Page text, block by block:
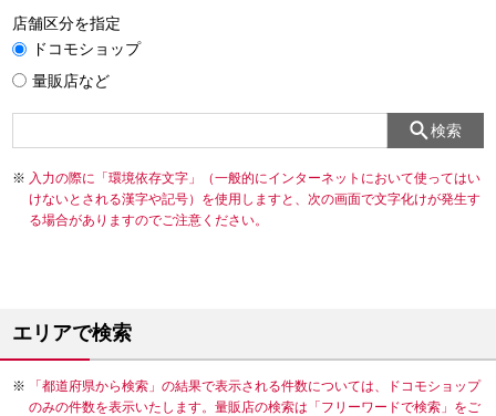
店舗区分を指定
ドコモショップ
量販店など
検索
入力の際に「環境依存文字」（一般的にインターネットにおいて使ってはい
けないとされる漢字や記号）を使用しますと、次の画面で文字化けが発生す
る場合がありますのでご注意ください。
エリアで検索
「都道府県から検索」の結果で表示される件数については、ドコモショップ
のみの件数を表示いたします。量販店の検索は「フリーワードで検索」をご